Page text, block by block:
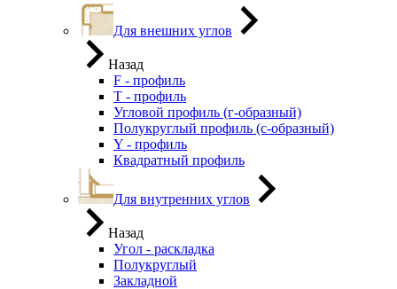
Для внешних углов
Назад
F - профиль
Т - профиль
Угловой профиль (г-образный)
Полукруглый профиль (с-образный)
Y - профиль
Квадратный профиль
Для внутренних углов
Назад
Угол - раскладка
Полукруглый
Закладной